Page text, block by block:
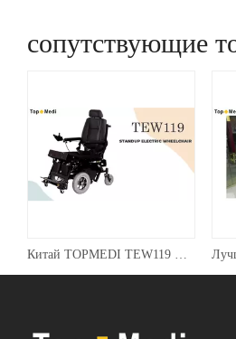
сопутствующие